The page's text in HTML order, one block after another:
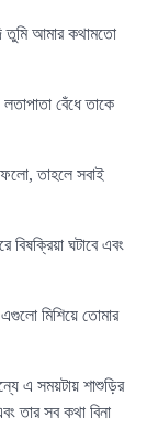
তুমি আমার কথামতো
বেঁধে তাকে
তাহলে সবাই
বিষক্রিয়া ঘটাবে এবং
মিশিয়ে তোমার
এ সময়টায় শাশুড়ির
তার সব কথা বিনা